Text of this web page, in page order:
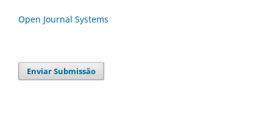
Open Journal Systems
Enviar Submissão